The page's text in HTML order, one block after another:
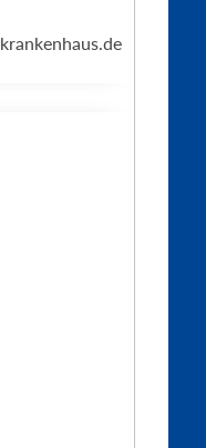
krankenhaus.de